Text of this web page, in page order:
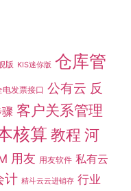
版 KIS迷你版 仓库管
电发票接口 公有云 反
客户关系管理
核算 教程 河
用友 用友软件 私有云
计 精斗云云进销存 行业